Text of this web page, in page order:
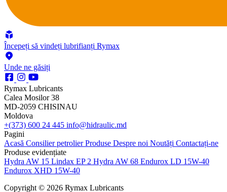
Începeți să vindeți lubrifianți Rymax
Unde ne găsiți
Rymax Lubricants
Calea Mosilor 38
MD-2059 CHISINAU
Moldova
+(373) 600 24 445 info@hidraulic.md
Pagini
Acasă Consilier petrolierProduse Despre noi Noutăți Contactați-ne
Produse evidențiate
Hydra AW 15 Lindax EP 2 Hydra AW 68 Endurox LD 15W-40
Endurox XHD 15W-40
Copyright © 2026 Rymax Lubricants